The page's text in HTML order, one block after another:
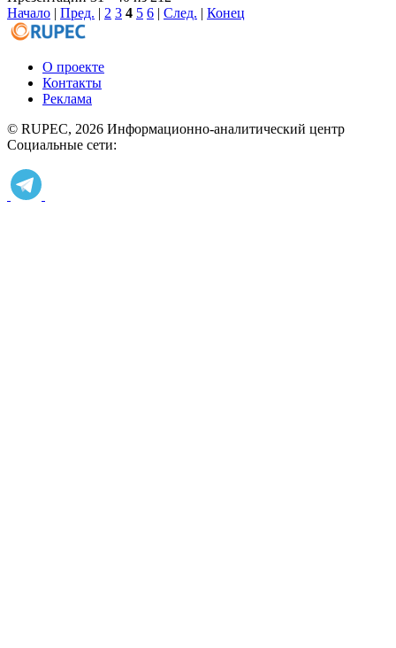
Начало | Пред. | 2 3 4 5 6 | След. | Конец
О проекте
Контакты
Реклама
© RUPEC, 2026 Информационно-аналитический центр
Социальные сети: